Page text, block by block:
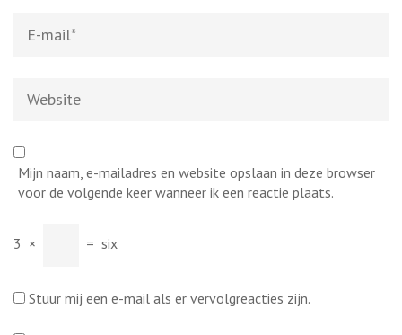
mail*
Mijn naam, e-mailadres en website opslaan in deze browser
voor de volgende keer wanneer ik een reactie plaats.
3 × = six
Stuur mij een e-mail als er vervolgreacties zijn.